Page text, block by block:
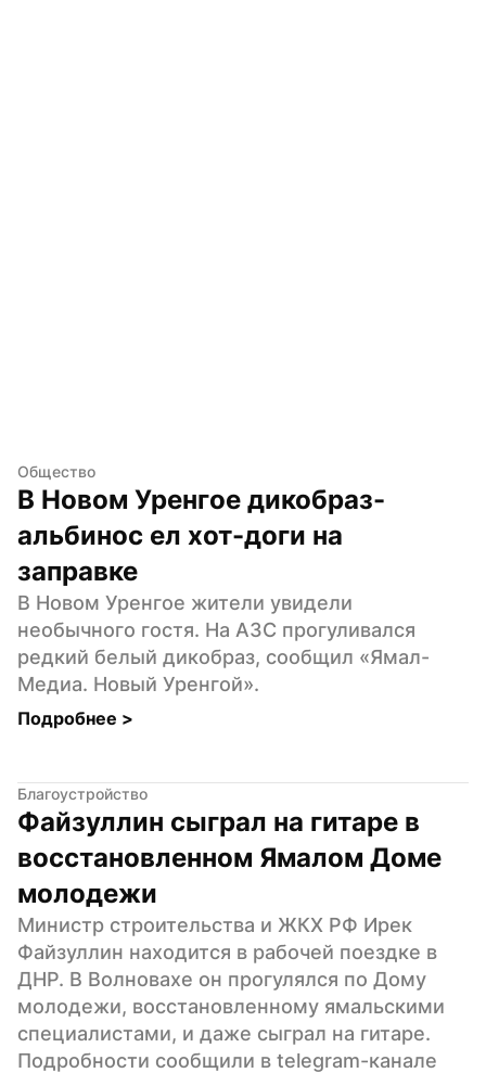
Общество
В Новом Уренгое дикобраз-
альбинос ел хот-доги на
заправке
В Новом Уренгое жители увидели
необычного гостя. На АЗС прогуливался
редкий белый дикобраз, сообщил «Ямал-
Медиа. Новый Уренгой».
Подробнее >
Благоустройство
Файзуллин сыграл на гитаре в
восстановленном Ямалом Доме
молодежи
Министр строительства и ЖКХ РФ Ирек
Файзуллин находится в рабочей поездке в
ДНР. В Волновахе он прогулялся по Дому
молодежи, восстановленному ямальскими
специалистами, и даже сыграл на гитаре.
Подробности сообщили в telegram-канале